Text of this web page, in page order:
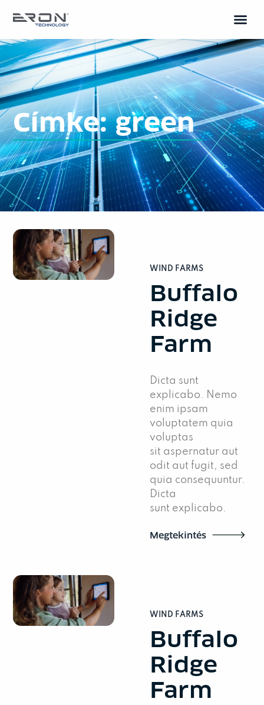
Címke: green
WIND FARMS
Buffalo
Ridge
Farm
Dicta sunt
explicabo. Nemo
enim ipsam
voluptatem quia
voluptas
sit aspernatur aut
odit aut fugit, sed
quia consequuntur.
Dicta
sunt explicabo.
Megtekintés
WIND FARMS
Buffalo
Ridge
Farm